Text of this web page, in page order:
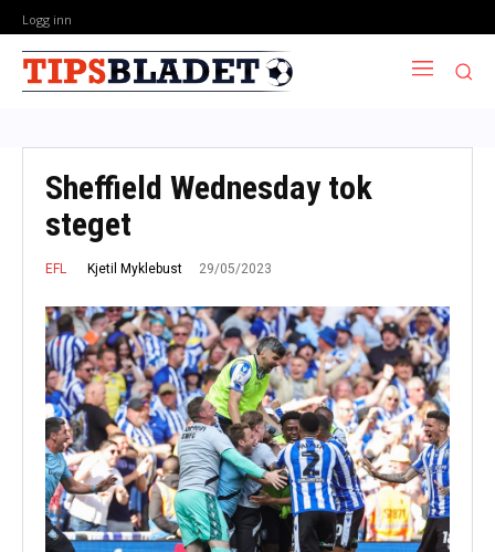
Logg inn
Sheffield Wednesday tok
steget
EFL Kjetil Myklebust 29/05/2023